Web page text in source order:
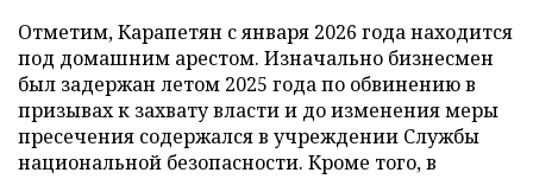
Отметим, Карапетян с января 2026 года находится
под домашним арестом. Изначально бизнесмен
был задержан летом 2025 года по обвинению в
призывах к захвату власти и до изменения меры
пресечения содержался в учреждении Службы
национальной безопасности. Кроме того, в